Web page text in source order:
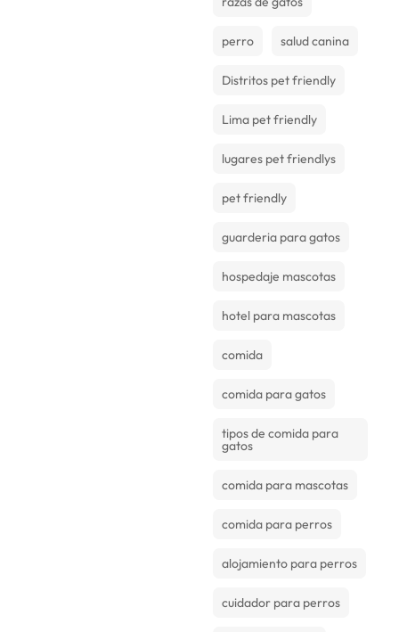
perro salud canina
Distritos pet friendly
Lima pet friendly
lugares pet friendlys
pet friendly
guarderia para gatos
hospedaje mascotas
hotel para mascotas
comida
comida para gatos
tipos de comida para
gatos
comida para mascotas
comida para perros
alojamiento para perros
cuidador para perros